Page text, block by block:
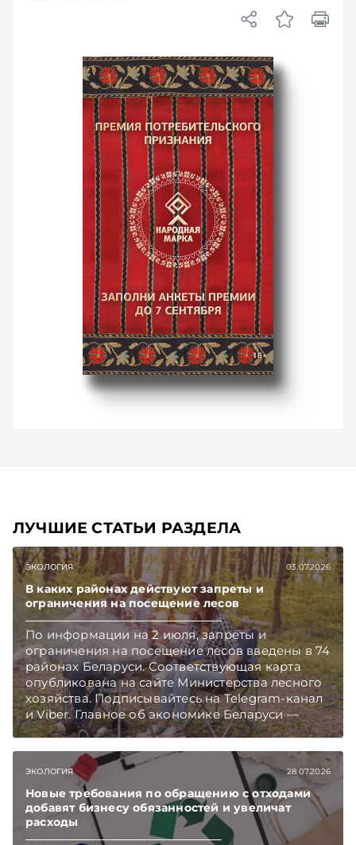
ЛУЧШИЕ СТАТЬИ РАЗДЕЛА
ЭКОЛОГИЯ 03.07.2026
В каких районах действуют запреты и
ограничения на посещение лесов
По информации на 2 июля, запреты и
ограничения на посещение лесов введены в 74
районах Беларуси. Соответствующая карта
опубликована на сайте Министерства лесного
хозяйства. Подписывайтесь на Telegram‑канал
и Viber. Главное об экономике Беларуси —
раньше, чем в новостях TelegramViber
ЭКОЛОГИЯ 28.07.2026
Новые требования по обращению с отходами
добавят бизнесу обязанностей и увеличат
расходы